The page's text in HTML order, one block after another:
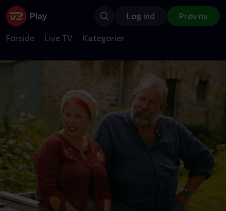
Log ind Prøv nu
Forside Live TV Kategorier